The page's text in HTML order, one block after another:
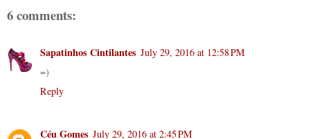
6 comments:
Sapatinhos Cintilantes July 29, 2016 at 12:58 PM
=)
Reply
Céu Gomes July 29, 2016 at 2:45 PM